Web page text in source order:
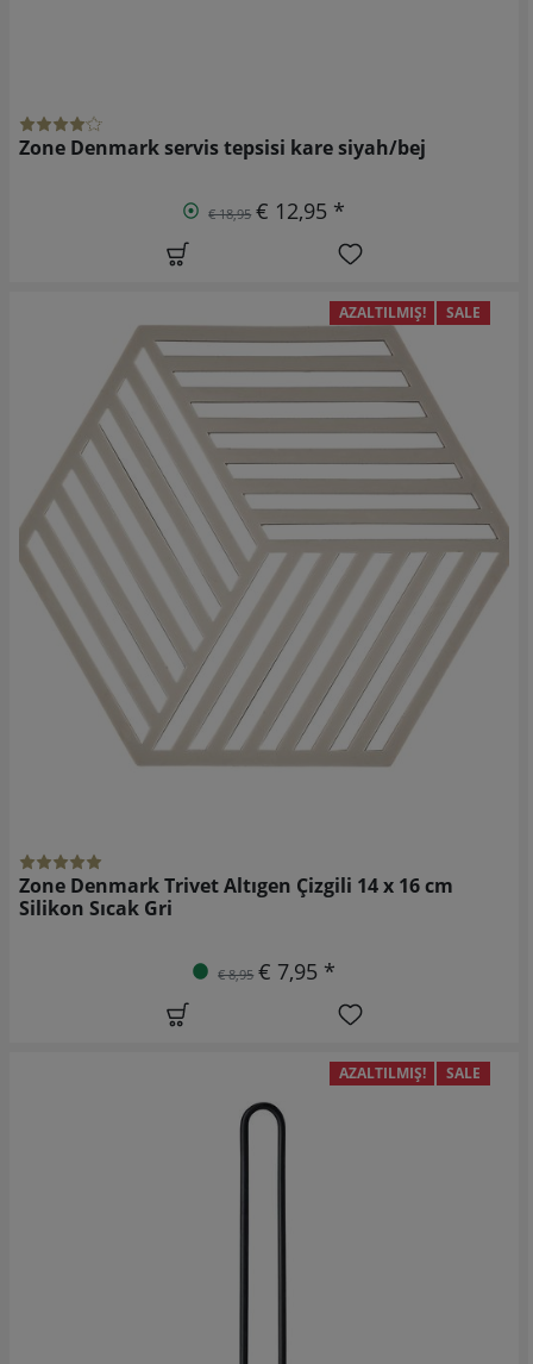
Zone Denmark servis tepsisi kare siyah/bej
€ 18,95 € 12,95 *
AZALTILMIŞ! SALE
Zone Denmark Trivet Altıgen Çizgili 14 x 16 cm
Silikon Sıcak Gri
€ 8,95 € 7,95 *
AZALTILMIŞ! SALE